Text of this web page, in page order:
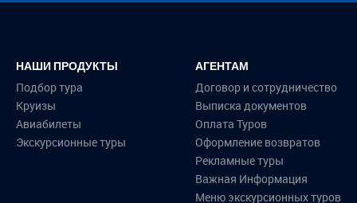
НАШИ ПРОДУКТЫ
Подбор тура
Круизы
Авиабилеты
Экскурсионные туры
АГЕНТАМ
Договор и сотрудничество
Выписка документов
Оплата Туров
Оформление возвратов
Рекламные туры
Важная Информация
Меню экскурсионных туров